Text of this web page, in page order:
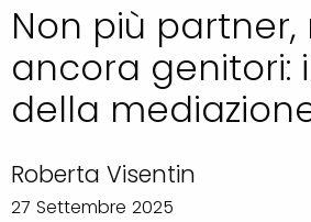
Non più partner,
ancora genitori:
della
Roberta Visentin
27 Settembre 2025